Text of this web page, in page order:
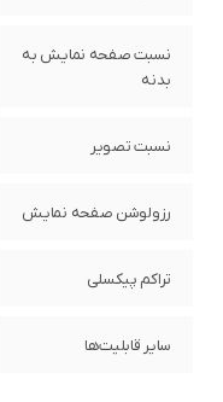
نسبت صفحه‌ نمایش به
بدنه
نسبت تصویر
رزولوشن صفحه نمایش
تراکم پیکسلی
سایر قابلیت‌ها